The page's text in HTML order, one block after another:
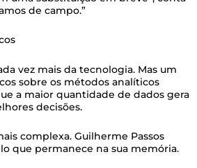
de campo.”
vez mais da tecnologia. Mas um
sobre os métodos analíticos
a maior quantidade de dados gera
decisões.
complexa. Guilherme Passos
que permanece na sua memória.